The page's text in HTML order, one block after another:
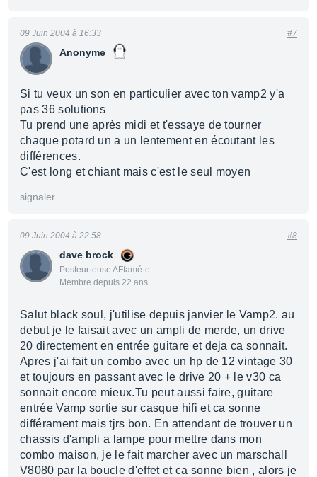
Anonyme
09 Juin 2004 à 16:33 #7
Si tu veux un son en particulier avec ton vamp2 y'a
pas 36 solutions
Tu prend une après midi et t'essaye de tourner
chaque potard un a un lentement en écoutant les
différences.
C'est long et chiant mais c'est le seul moyen
signaler
dave brock
Posteur·euse AFfamé·e
Membre depuis 22 ans
09 Juin 2004 à 22:58 #8
Salut black soul, j'utilise depuis janvier le Vamp2. au
debut je le faisait avec un ampli de merde, un drive
20 directement en entrée guitare et deja ca sonnait.
Apres j'ai fait un combo avec un hp de 12 vintage 30
et toujours en passant avec le drive 20 + le v30 ca
sonnait encore mieux.Tu peut aussi faire, guitare
entrée Vamp sortie sur casque hifi et ca sonne
différament mais tjrs bon. En attendant de trouver un
chassis d'ampli a lampe pour mettre dans mon
combo maison, je le fait marcher avec un marschall
V8080 par la boucle d'effet et ca sonne bien , alors je